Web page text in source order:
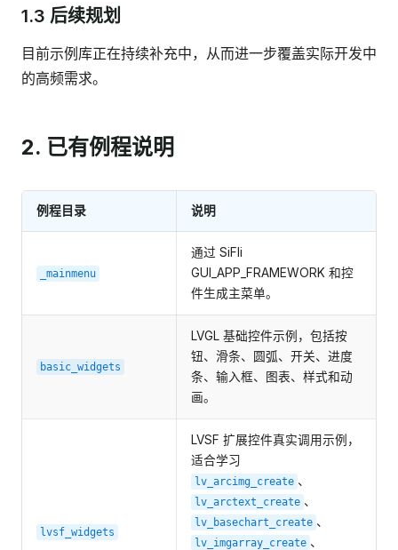
1.3 后续规划
目前示例库正在持续补充中，从而进一步覆盖实际开发中
的高频需求。
2. 已有例程说明
例程目录 说明
_mainmenu
通过 SiFli
GUI_APP_FRAMEWORK 和控
件生成主菜单。
basic_widgets
LVGL 基础控件示例，包括按
钮、滑条、圆弧、开关、进度
条、输入框、图表、样式和动
画。
lvsf_widgets
LVSF 扩展控件真实调用示例，
适合学习
lv_arcimg_create 、
lv_arctext_create 、
lv_basechart_create 、
lv_imgarray_create 、